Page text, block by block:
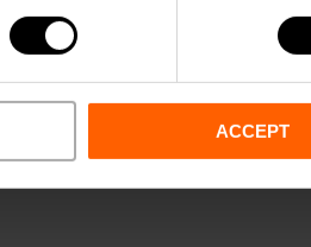
ACCEPT
Bus